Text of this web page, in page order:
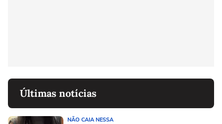
Últimas notícias
NÃO CAIA NESSA